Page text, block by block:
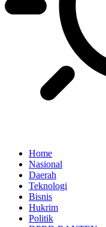
Home
Nasional
Daerah
Teknologi
Bisnis
Hukrim
Politik